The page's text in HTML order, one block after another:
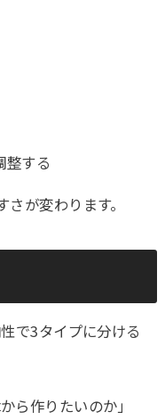
整する
が変わります。
で3タイプに分ける
ら作りたいのか」